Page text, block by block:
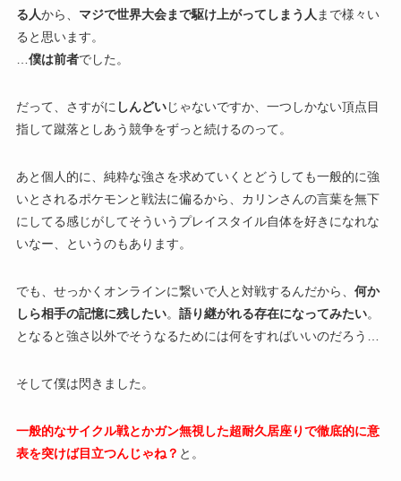
る人から、 マジで世界大会まで駆け上がってしまう人 まで様々い
ると思います。
僕は前者でした。
だって、さすがに しんどいじゃないですか、一つしかない頂点目
指して蹴落としあう競争をずっと続けるのって。
あと個人的に、純粋な強さを求めていくとどうしても一般的に強
いとされるポケモンと戦法に偏るから、カリンさんの言葉を無下
にしてる感じがしてそういうプレイスタイル自体を好きになれな
いなー、というのもあります。
でも、せっかくオンラインに繋いで人と対戦するんだから、 何か
しら相手の記憶に残したい。 語り継がれる存在になってみたい。
となると強さ以外でそうなるためには何をすればいいのだろう…
そして僕は閃きました。
一般的なサイクル戦とかガン無視した超耐久居座りで徹底的に意
表を突けば目立つんじゃね？ と。